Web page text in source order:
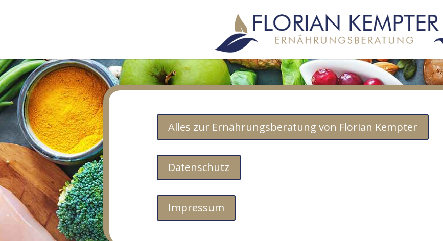
Alles zur Ernährungsberatung von Florian Kempter
Datenschutz
Impressum